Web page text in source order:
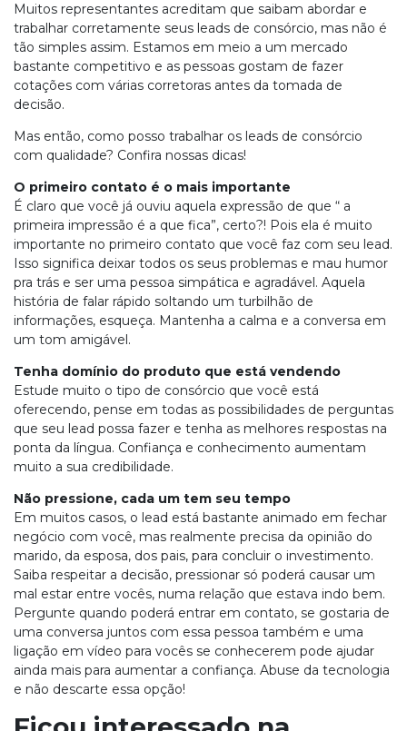
Muitos representantes acreditam que saibam abordar e
trabalhar corretamente seus leads de consórcio, mas não é
tão simples assim. Estamos em meio a um mercado
bastante competitivo e as pessoas gostam de fazer
cotações com várias corretoras antes da tomada de
decisão.
Mas então, como posso trabalhar os leads de consórcio
com qualidade? Confira nossas dicas!
O primeiro contato é o mais importante
É claro que você já ouviu aquela expressão de que “ a
primeira impressão é a que fica”, certo?! Pois ela é muito
importante no primeiro contato que você faz com seu lead.
Isso significa deixar todos os seus problemas e mau humor
pra trás e ser uma pessoa simpática e agradável. Aquela
história de falar rápido soltando um turbilhão de
informações, esqueça. Mantenha a calma e a conversa em
um tom amigável.
Tenha domínio do produto que está vendendo
Estude muito o tipo de consórcio que você está
oferecendo, pense em todas as possibilidades de perguntas
que seu lead possa fazer e tenha as melhores respostas na
ponta da língua. Confiança e conhecimento aumentam
muito a sua credibilidade.
Não pressione, cada um tem seu tempo
Em muitos casos, o lead está bastante animado em fechar
negócio com você, mas realmente precisa da opinião do
marido, da esposa, dos pais, para concluir o investimento.
Saiba respeitar a decisão, pressionar só poderá causar um
mal estar entre vocês, numa relação que estava indo bem.
Pergunte quando poderá entrar em contato, se gostaria de
uma conversa juntos com essa pessoa também e uma
ligação em vídeo para vocês se conhecerem pode ajudar
ainda mais para aumentar a confiança. Abuse da tecnologia
e não descarte essa opção!